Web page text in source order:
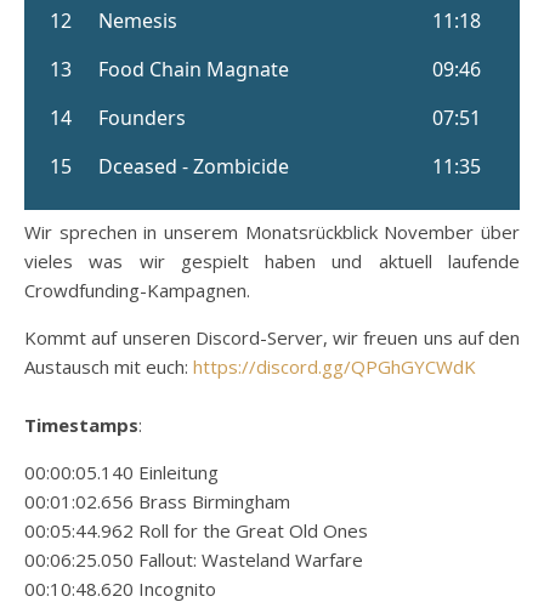
Wir sprechen in unserem Monatsrückblick November über
vieles was wir gespielt haben und aktuell laufende
Crowdfunding-Kampagnen.
Kommt auf unseren Discord-Server, wir freuen uns auf den
Austausch mit euch: https://discord.gg/QPGhGYCWdK
Timestamps:
00:00:05.140 Einleitung
00:01:02.656 Brass Birmingham
00:05:44.962 Roll for the Great Old Ones
00:06:25.050 Fallout: Wasteland Warfare
00:10:48.620 Incognito